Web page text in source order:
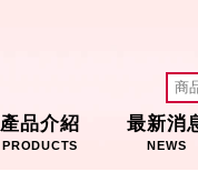
產品介紹
PRODUCTS
最新消
NEWS